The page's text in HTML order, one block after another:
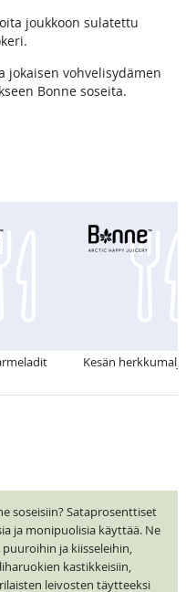
joukkoon sulatettu
jokaisen vohvelisydämen
Bonne soseita.
Kesän herkkumalja
soseisiin? Sataprosenttiset
ja monipuolisia käyttää. Ne
ja kiisseleihin,
kastikkeisiin,
leivosten täytteeksi